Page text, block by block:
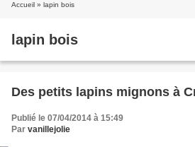
Accueil » lapin bois
lapin bois
Des petits lapins mignons à
Publié le 07/04/2014 à 15:49
Par vanillejolie